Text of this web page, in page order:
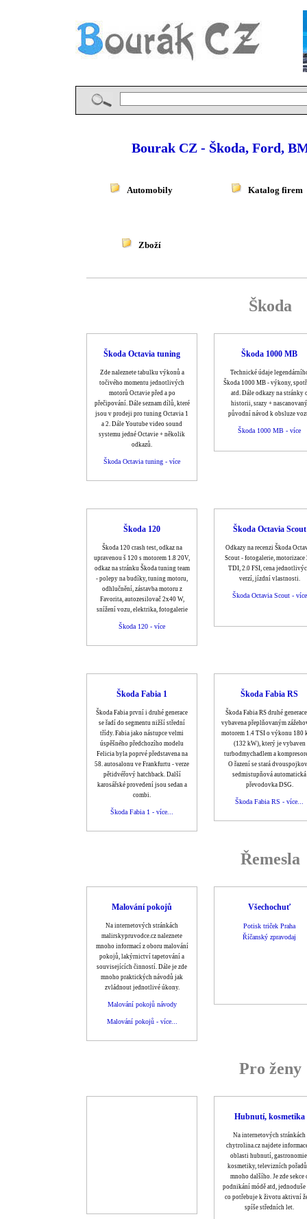
Bourak CZ - Škoda, Ford,
Automobily Katalog firem
Zboží
Škoda
Škoda Octavia tuning
Zde naleznete tabulku výkonů a
točivého momentu jednotlivých
motorů Octavie před a po
přečipování. Dále seznam dílů, které
jsou v prodeji pro tuning Octavia 1
a 2. Dále Youtube video sound
systemu jedné Octavie + několik
odkazů.
Škoda Octavia tuning - více
Škoda 1000 MB
Technické údaje
Škoda 1000 MB - výkony,
atd. Dále odkazy na stránky
historii, srazy + nascanovaný
původní návod k obsluze
Škoda 1000 MB - více
Škoda 120
Škoda 120 crash test, odkaz na
upravenou š 120 s motorem 1.8 20V,
odkaz na stránku Škoda tuning team
- polepy na budíky, tuning motoru,
odhlučnění, zástavba motoru z
Favorita, autozesilovač 2x40 W,
snížení vozu, elektrika, fotogalerie
Škoda 120 - více
Škoda Octavia Scout
Odkazy na recenzi Škoda
Scout - fotogalerie, motorizace
TDI, 2.0 FSI, cena
verzí, jízdní vlastnosti.
Škoda Octavia Scout - více
Škoda Fabia 1
Škoda Fabia první i druhé generace
se řadí do segmentu nižší střední
třídy. Fabia jako nástupce velmi
úspěšného předchozího modelu
Felicia byla poprvé představena na
58. autosalonu ve Frankfurtu - verze
pětidvéřový hatchback. Další
karosářské provedení jsou sedan a
combi.
Škoda Fabia 1 - více...
Škoda Fabia RS
Škoda Fabia RS druhé
vybavena přeplňovaným
motorem 1.4 TSI o výkonu 180
(132 kW), který je vybaven
turbodmychadlem a
O řazení se stará
sedmistupňová automatická
převodovka DSG.
Škoda Fabia RS - více...
Řemesla
Malování pokojů
Na internetových stránkách
malirskypruvodce.cz naleznete
mnoho informací z oboru malování
pokojů, lakýrnictví tapetování a
souvisejících činností. Dále je zde
mnoho praktických návodů jak
zvládnout jednotlivé úkony.
Malování pokojů návody
Malování pokojů - více...
Všechochuť
Potisk triček Praha
Říčanský zpravodaj
Pro ženy
Hubnutí, kosmetika
Na internetových stránkách
chytrolina.cz najdete
oblasti hubnutí,
kosmetiky, televizních pořadů
mnoho dalšího. Je zde sekce
podnikání módě atd, jednoduše
co potřebuje k životu aktivní
spíše středních let.